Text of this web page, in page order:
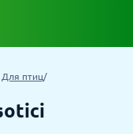
Для птиц